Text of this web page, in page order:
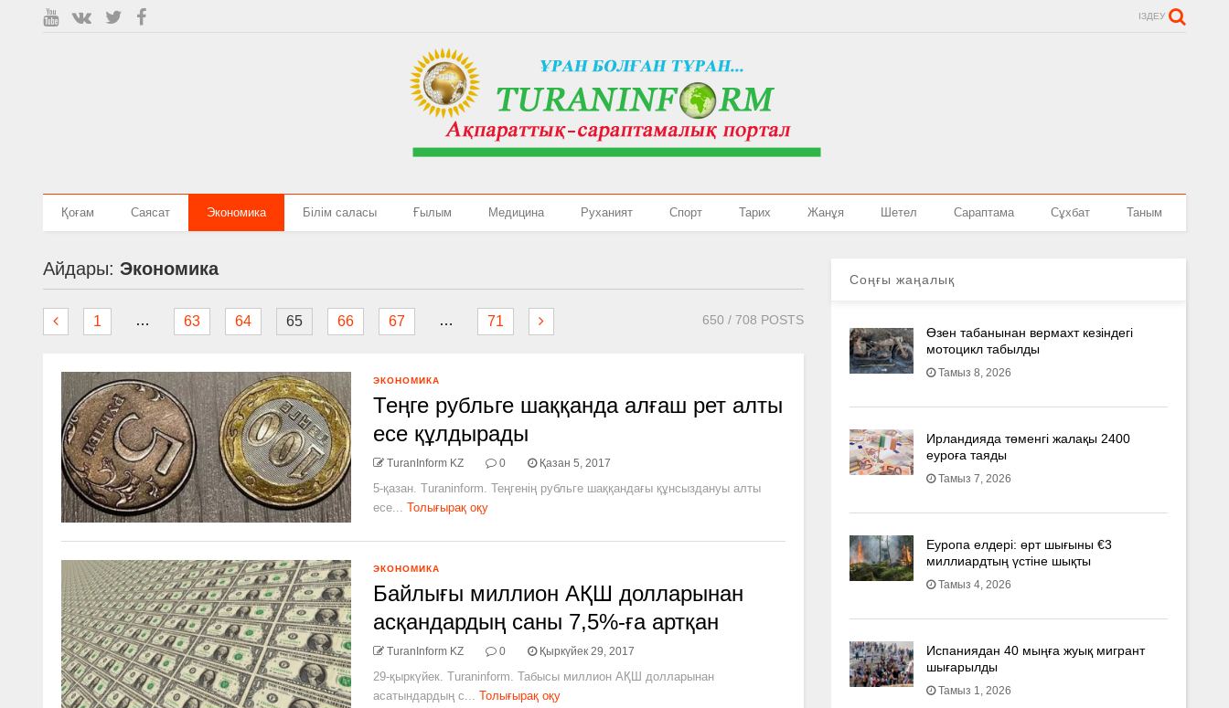
ІЗДЕУ
Қоғам Саясат Экономика Білім саласы Ғылым Медицина Руханият Спорт Тарих Жанұя Шетел Сараптама Сұхбат Таным
Айдары:Экономика
1 … 63 64 65 66 67 … 71 650 / 708 POSTS
ЭКОНОМИКА
Теңге рубльге шаққанда алғаш рет алты
есе құлдырады
TuranInform KZ 0 Қазан 5, 2017
5-қазан. Turaninform. Теңгенің рубльге шаққандағы құнсыздануы алты
есе... Толығырақ оқу
ЭКОНОМИКА
Байлығы миллион АҚШ долларынан
асқандардың саны 7,5%­-ға артқан
TuranInform KZ 0 Қыркүйек 29, 2017
29-қыркүйек. Turaninform. Табысы миллион АҚШ долларынан
асатындардың с... Толығырақ оқу
Соңғы жаңалық
Өзен табанынан вермахт кезіндегі
мотоцикл табылды
Тамыз 8, 2026
Ирландияда төменгі жалақы 2400
еуроға таяды
Тамыз 7, 2026
Еуропа елдері: өрт шығыны €3
миллиардтың үстіне шықты
Тамыз 4, 2026
Испаниядан 40 мыңға жуық мигрант
шығарылды
Тамыз 1, 2026